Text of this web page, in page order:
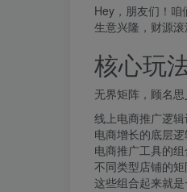
Hey，朋友们！咱
生意兴隆，财源滚
核心玩
无界矩阵，顾名
线上电商推广逻辑
电商增长的底层逻
电商推广工具的
不同类型店铺的
这些组合起来就